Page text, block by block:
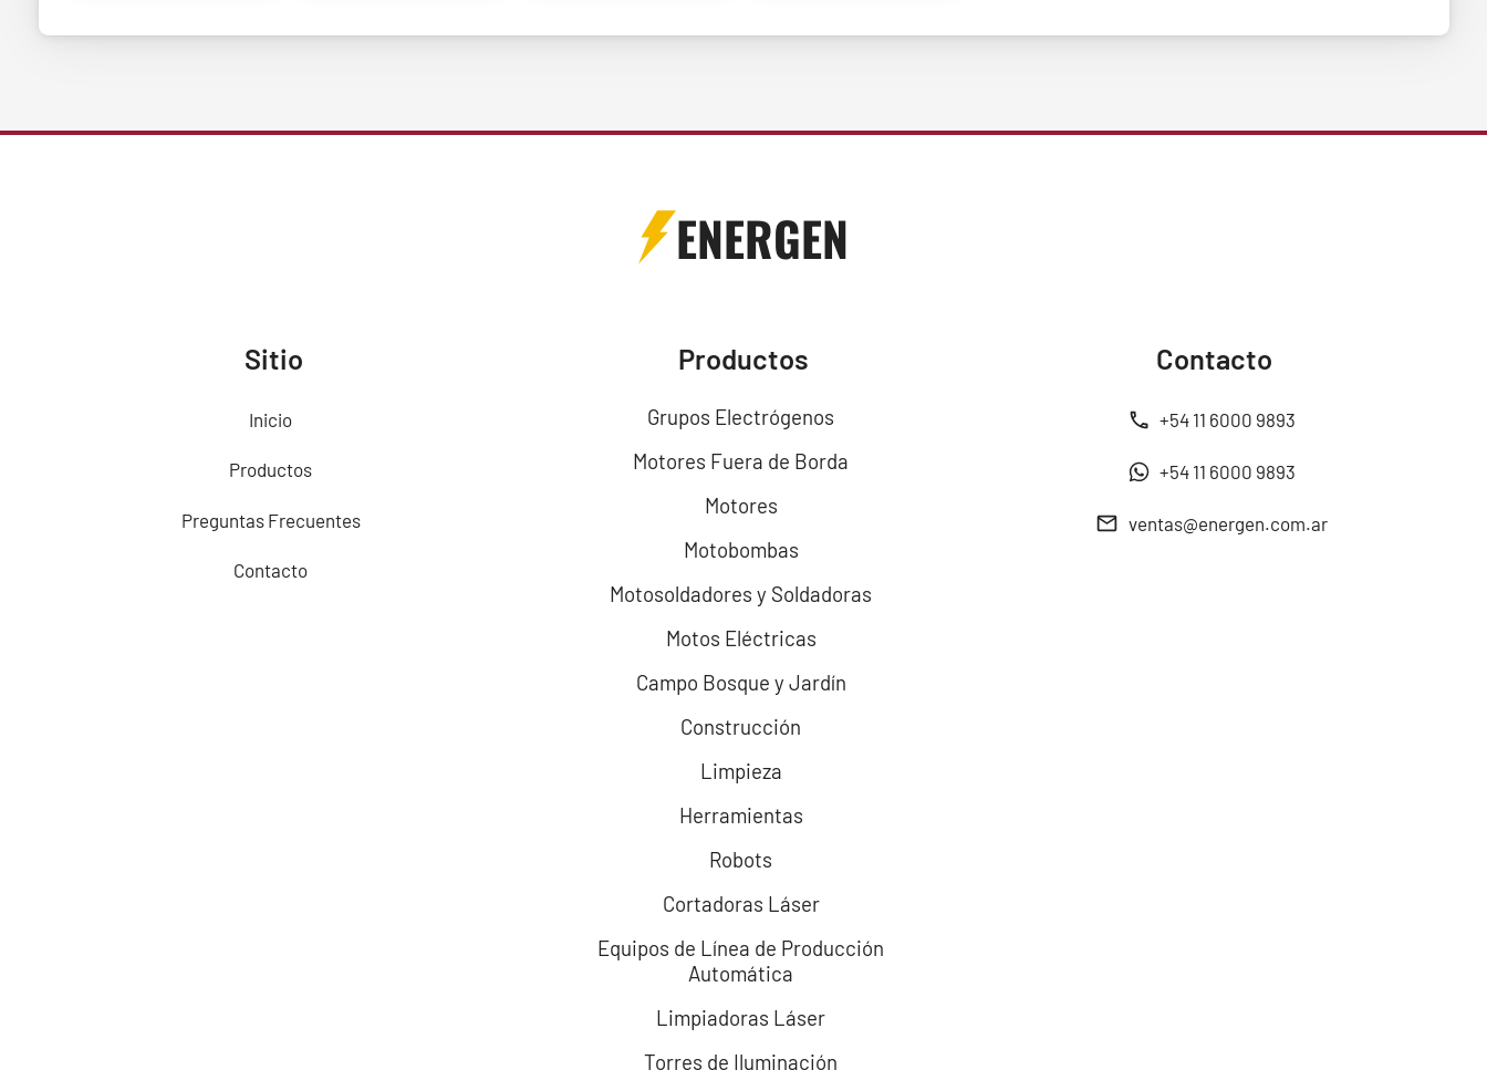
ENERGEN
Sitio
Inicio
Productos
Preguntas Frecuentes
Contacto
Productos
Grupos Electrógenos
Motores Fuera de Borda
Motores
Motobombas
Motosoldadores y Soldadoras
Motos Eléctricas
Campo Bosque y Jardín
Construcción
Limpieza
Herramientas
Robots
Cortadoras Láser
Equipos de Línea de Producción
Automática
Limpiadoras Láser
Torres de Iluminación
Contacto
+54 11 6000 9893
+54 11 6000 9893
ventas@energen.com.ar